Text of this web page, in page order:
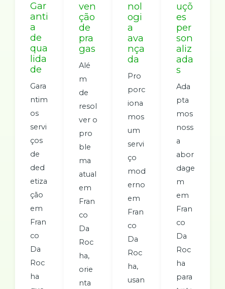
Gar
anti
a
de
qua
lida
de
Gara
ntim
os
servi
ços
de
ded
etiza
ção
em
Fran
co
Da
Roc
ha
ven
ção
de
pra
gas
Alé
m
de
resol
ver o
pro
ble
ma
atual
em
Fran
co
Da
Roc
ha,
orie
nta
nol
ogi
a
ava
nça
da
Pro
porc
iona
mos
um
servi
ço
mod
erno
em
Fran
co
Da
Roc
ha,
usan
uçõ
es
per
son
aliz
ada
s
Ada
pta
mos
noss
a
abor
dage
m
em
Fran
co
Da
Roc
ha
para